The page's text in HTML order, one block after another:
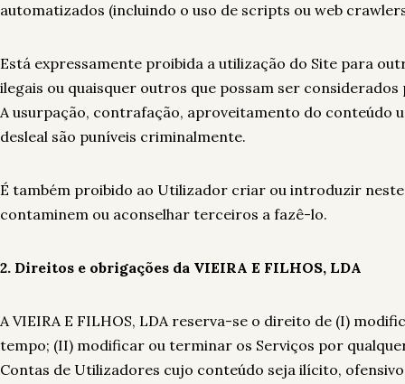
automatizados (incluindo o uso de scripts ou web
Está expressamente proibida a utilização do Site para
ilegais ou quaisquer outros que possam ser
A usurpação, contrafação, aproveitamento do
desleal são puníveis criminalmente.
É também proibido ao Utilizador criar ou introduzir
contaminem ou aconselhar terceiros a fazê-lo.
2. Direitos e obrigações da VIEIRA E FILHOS, LDA
A VIEIRA E FILHOS, LDA reserva-se o direito de (I)
tempo; (II) modificar ou terminar os Serviços por
Contas de Utilizadores cujo conteúdo seja ilícito,